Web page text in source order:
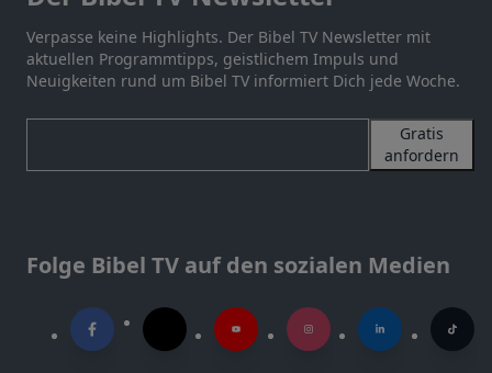
Verpasse keine Highlights. Der Bibel TV Newsletter mit
aktuellen Programmtipps, geistlichem Impuls und
Neuigkeiten rund um Bibel TV informiert Dich jede Woche.
Gratis
anfordern
Folge Bibel TV auf den sozialen Medien